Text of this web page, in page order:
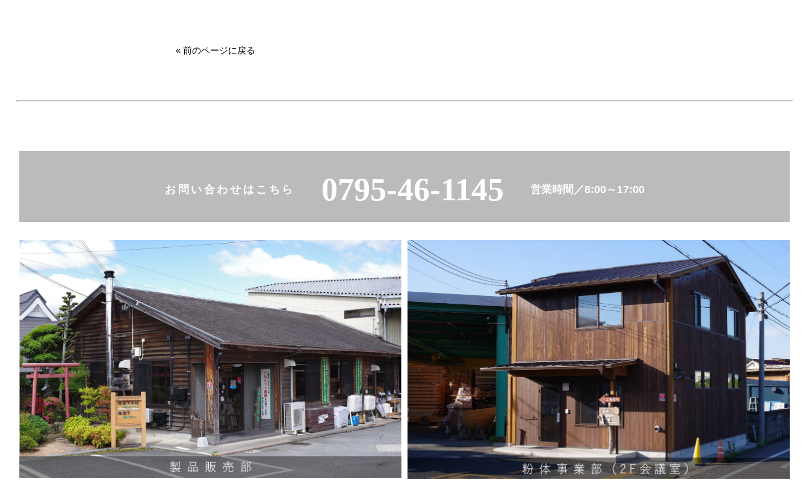
自然塗料オスモカラー(木材保護)
珪藻土(フラッシュクリーン・MPパウダー)
木製提案製品(外構・外壁)
粉体工場(破砕・木粉・再資源化)
レーザー加工機 FLUX.co
木づかい仲間のご紹介(仕入先・販売先)
住所 〒673-1324 兵庫県加東市新定315番地
粉体事業部 0795-46-1168
Mail info@miyashita-wood.com
« 前のページに戻る
お問い合わせはこちら 0795-46-1145 営業時間／8:00～17:00